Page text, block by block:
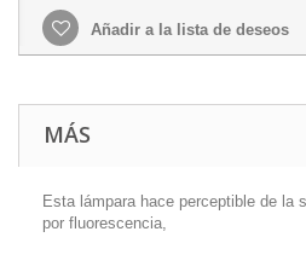
Añadir a la lista de deseos
MÁS
Esta lámpara hace perceptible de la
por fluorescencia,